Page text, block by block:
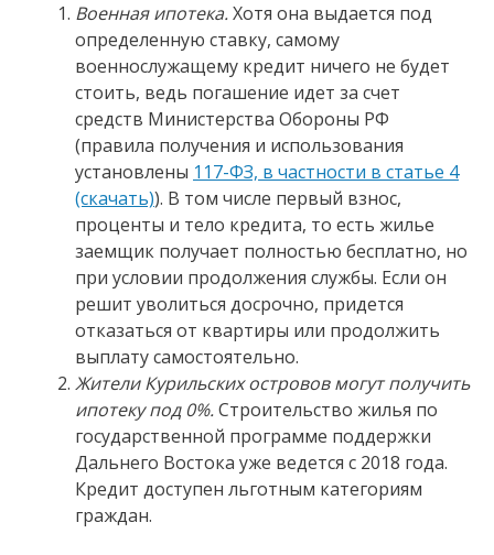
Военная ипотека.Хотя она выдается под
определенную ставку, самому
военнослужащему кредит ничего не будет
стоить, ведь погашение идет за счет
средств Министерства Обороны РФ
(правила получения и использования
установлены 117-ФЗ, в частности в статье 4
(скачать)). В том числе первый взнос,
проценты и тело кредита, то есть жилье
заемщик получает полностью бесплатно, но
при условии продолжения службы. Если он
решит уволиться досрочно, придется
отказаться от квартиры или продолжить
выплату самостоятельно.
Жители Курильских островов могут получить
ипотеку под 0%.Строительство жилья по
государственной программе поддержки
Дальнего Востока уже ведется с 2018 года.
Кредит доступен льготным категориям
граждан.